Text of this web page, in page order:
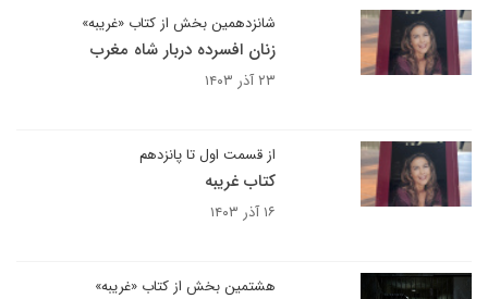
شانزدهمین بخش از کتاب «غریبه»
زنان افسرده دربار شاه مغرب
۲۳ آذر ۱۴۰۳
از قسمت اول تا پانزدهم
کتاب غریبه
۱۶ آذر ۱۴۰۳
هشتمین بخش از کتاب «غریبه»